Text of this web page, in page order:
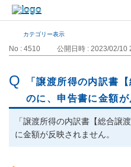
カテゴリー表示
No : 4510 公開日時 : 2023/02/10
「譲渡所得の内訳書
のに、申告書に金額が
「譲渡所得の内訳書【総合譲
に金額が反映されません。